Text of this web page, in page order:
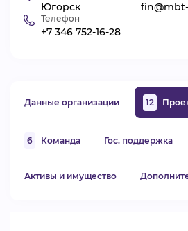
Югорск
Телефон
+7 346 752-16-28
Данные организации 12
6 Команда Гос. поддержка
Активы и имущество